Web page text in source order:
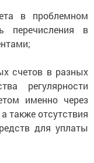
в проблемном
перечисления в
счетов в разных
регулярности
именно через
также отсутствия
для уплаты